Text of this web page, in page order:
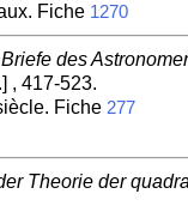
Fiche 1270
des
, 417-523.
Fiche 277
Theorie der